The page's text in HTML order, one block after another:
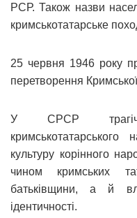
РСР. Також назви
кримськотатарське
25 червня 1946 року
перетворення
У СРСР
культуру корінного
чином кримських
батьківщини, а й
ідентичності.